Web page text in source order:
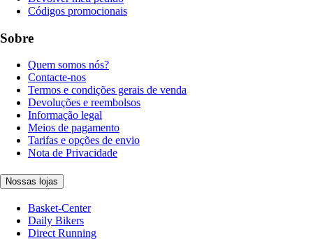
Códigos promocionais
Sobre
Quem somos nós?
Contacte-nos
Termos e condições gerais de venda
Devoluções e reembolsos
Informação legal
Meios de pagamento
Tarifas e opções de envio
Nota de Privacidade
Nossas lojas
Basket-Center
Daily Bikers
Direct Running